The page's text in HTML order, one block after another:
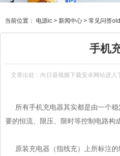
当前位置： 电源ic > 新闻中心 > 常见问答old
手机
文章出处： 向日葵视频下载安卓网站进入
所有手机充电器其实都是由一个稳
要的恒流、限压、限时等控制电路构成
原装充电器（指线充）上所标注的